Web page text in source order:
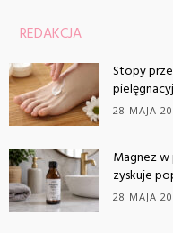
REDAKCJA
Stopy
28 MAJA
Magnez
zyskuje
28 MAJA